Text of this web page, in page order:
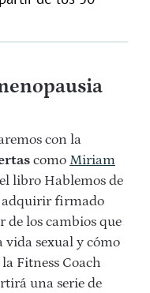
con la
como Miriam
libro Hablemos de
adquirir firmado
de los cambios que
vida sexual y cómo
Fitness Coach
una serie de